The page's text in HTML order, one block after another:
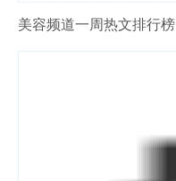
美容频道一周热文排行榜